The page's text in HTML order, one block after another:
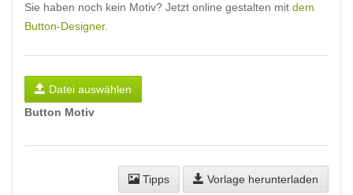
Sie haben noch kein Motiv? Jetzt online gestalten mit dem
Button-Designer.
Datei auswählen
Button Motiv
Tipps
Vorlage herunterladen